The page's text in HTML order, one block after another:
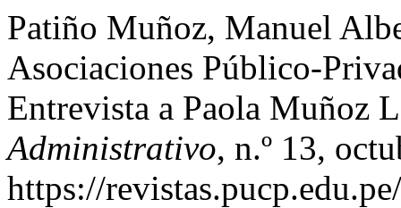
Patiño Muñoz, Manuel
Asociaciones Público-
Entrevista a Paola Muñoz
Administrativo, n.º 13,
https://